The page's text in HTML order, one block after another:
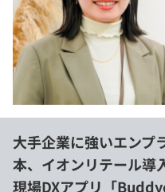
イベント・セミナー
インタビュー
ナレッジ
リファレンス
プラン
個人向けプラン
評価結果一覧
再チャレンジ結果一覧
Tech Team Journal
paiza times
note
paizaとは？
大手企業に強いエンプ
本、イオンリテール
現場DXアプリ「